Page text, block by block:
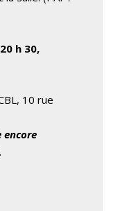
h 30,
10 rue
encore